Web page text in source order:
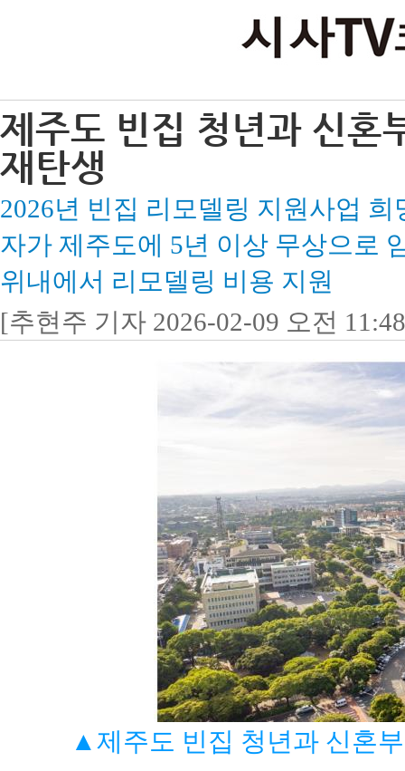
제주도 빈집 청년과 신혼
재탄생
2026년 빈집 리모델링 지원사업
자가 제주도에 5년 이상 무상으로
위내에서 리모델링 비용 지원
[추현주 기자 2026-02-09 오전
▲제주도 빈집 청년과 신혼